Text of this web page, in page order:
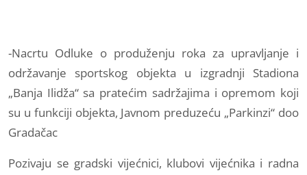
-Nacrtu Odluke o produženju roka za upravljanje i
održavanje sportskog objekta u izgradnji Stadiona
„Banja Ilidža“ sa pratećim sadržajima i opremom koji
su u funkciji objekta, Javnom preduzeću „Parkinzi“ doo
Gradačac
Pozivaju se gradski vijećnici, klubovi vijećnika i radna